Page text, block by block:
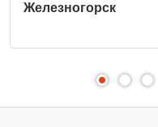
Железногорск